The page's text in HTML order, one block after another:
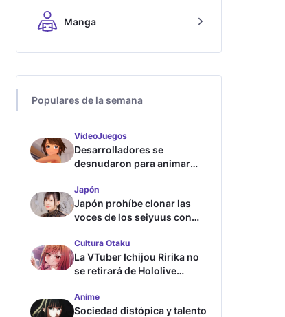
Manga
Populares de la semana
VideoJuegos
Desarrolladores se
desnudaron para animar
Japón
Japón prohíbe clonar las
voces de los seiyuus con
Cultura Otaku
La VTuber Ichijou Ririka no
se retirará de Hololive
Anime
Sociedad distópica y talento